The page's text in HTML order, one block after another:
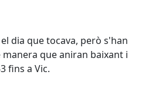
dia que tocava, però s'han
que aniran baixant i
fins a Vic.